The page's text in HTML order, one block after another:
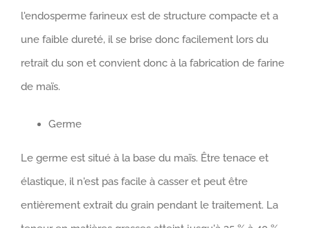
l'endosperme farineux est de structure compacte et a
une faible dureté, il se brise donc facilement lors du
retrait du son et convient donc à la fabrication de farine
de maïs.
Germe
Le germe est situé à la base du maïs. Être tenace et
élastique, il n'est pas facile à casser et peut être
entièrement extrait du grain pendant le traitement. La